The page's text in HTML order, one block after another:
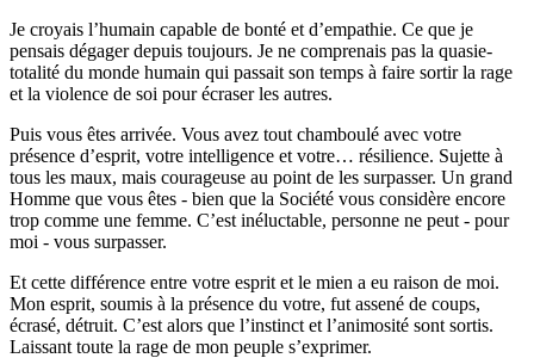
Je croyais l’humain capable de bonté et d’empathie. Ce que je
pensais dégager depuis toujours. Je ne comprenais pas la quasie-
totalité du monde humain qui passait son temps à faire sortir la rage
et la violence de soi pour écraser les autres.
Puis vous êtes arrivée. Vous avez tout chamboulé avec votre
présence d’esprit, votre intelligence et votre… résilience. Sujette à
tous les maux, mais courageuse au point de les surpasser. Un grand
Homme que vous êtes - bien que la Société vous considère encore
trop comme une femme. C’est inéluctable, personne ne peut - pour
moi - vous surpasser.
Et cette différence entre votre esprit et le mien a eu raison de moi.
Mon esprit, soumis à la présence du votre, fut assené de coups,
écrasé, détruit. C’est alors que l’instinct et l’animosité sont sortis.
Laissant toute la rage de mon peuple s’exprimer.